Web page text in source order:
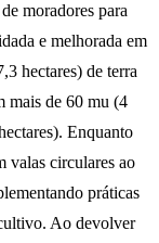
moradores para
e melhorada em
hectares) de terra
mais de 60 mu (4
Enquanto
valas circulares ao
práticas
Ao devolver